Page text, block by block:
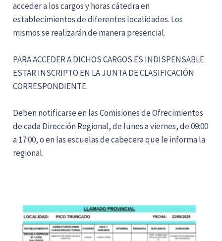
acceder a los cargos y horas cátedra en
establecimientos de diferentes localidades. Los
mismos se realizarán de manera presencial.
PARA ACCEDER A DICHOS CARGOS ES INDISPENSABLE
ESTAR INSCRIPTO EN LA JUNTA DE CLASIFICACIÓN
CORRESPONDIENTE.
Deben notificarse en las Comisiones de Ofrecimientos
de cada Dirección Regional, de lunes a viernes, de 09:00
a 17:00, o en las escuelas de cabecera que le informa la
regional.